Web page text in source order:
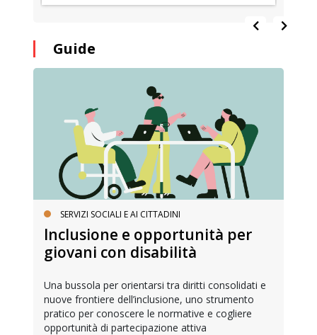
Guide
SERVIZI SOCIALI E AI CITTADINI
Inclusione e opportunità per
giovani con disabilità
Una bussola per orientarsi tra diritti consolidati e
nuove frontiere dell’inclusione, uno strumento
pratico per conoscere le normative e cogliere
opportunità di partecipazione attiva